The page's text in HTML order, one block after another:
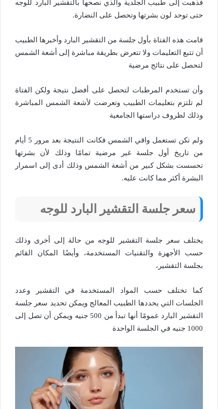
فذهبت إلى طبيب الجلدية والذي نصحها بالتقشير البارد للوجه
حتى توحد لون بشرتها وتحصل على النضارة.
قامت هذه الفتاة بأول جلسة من التقشير البارد وأخبرها الطبيب
أن تتبع التعليمات ولا تتعرض بطريقة مباشرة إلى أشعة الشمس
لتحصل على نتائج مرضية
وأن تستخدم المرطبات لتحصل على أفضل نتيجة ولكن الفتاة
لم تلتزم بتعليمات الطبيب وتعرضت لأشعة الشمس المباشرة
وذلك لظروف دراستها الجامعية
ولم تكن تستعمل واقي الشمس فكانت النتيجة بعد مرور 5 أيام
من تاريخ أول جلسة غير مرضية تمامًا وذلك لأن بشرتها
تحسست بشكل كبير من أشعة الشمس وذلك أدى إلى اسمرار
البشرة أكثر مما كانت عليه.
سعر جلسة التقشير البارد للوجه
يختلف سعر جلسة التقشير للوجه من حالة إلى أخرى وذلك
حسب الأجهزة والتقنيات المستخدمة، وأيضًا المكان القائم
بجلسة التقشير،
كما تختلف حسب المواد المستخدمة في التقشير وعدد
الجلسات التي يحددها الطبيب المعالج ويمكن تحديد سعر جلسة
التقشير البارد عمومًا أنها تبدأ من 500 جنيه ويمكن أن تصل إلى
1000 جنيه في الجلسة الواحدة